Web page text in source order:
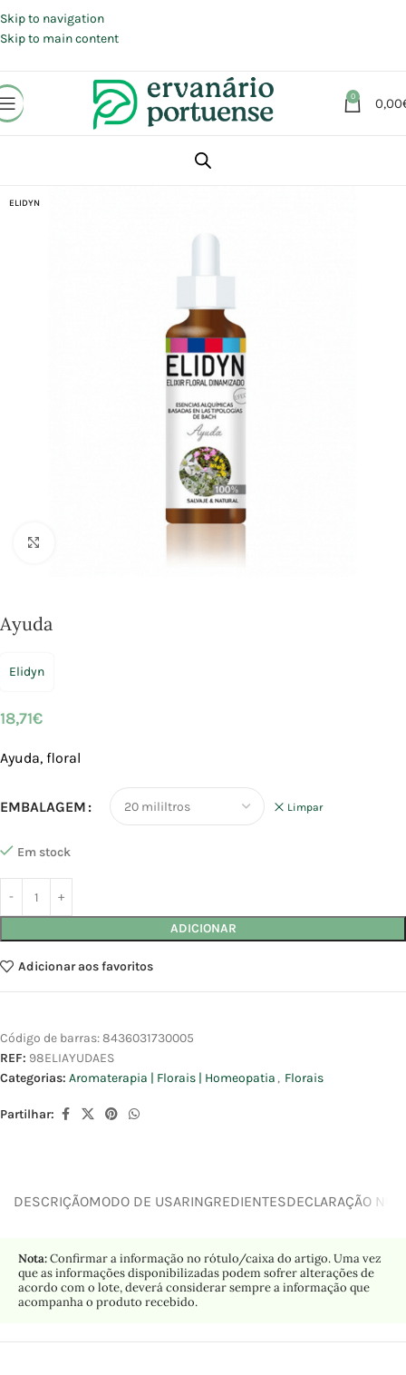
Skip to navigation
Skip to main content
0 0,00
Aromaterapia | Florais | Homeopatia
ELIDYN
Ayuda
Elidyn
18,71€
Ayuda, floral
EMBALAGEM Limpar
Em stock
ADICIONAR
Adicionar aos favoritos
Código de barras:8436031730005
REF: 98ELIAYUDAES
Categorias: Aromaterapia | Florais | Homeopatia , Florais
Partilhar:
DESCRIÇÃOMODO DE USARINGREDIENTESDECLARAÇÃO
Nota:Confirmar a informação no rótulo/caixa do artigo. Uma vez
que as informações disponibilizadas podem sofrer alterações de
acordo com o lote, deverá considerar sempre a informação que
acompanha o produto recebido.